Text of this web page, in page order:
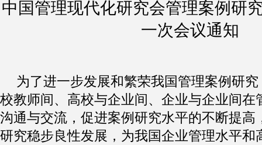
中国管理现代化研究会管理案例研
一次会议通知
为了进一步发展和繁荣我国管理案例研
校教师间、高校与企业间、企业与企业间在
沟通与交流，促进案例研究水平的不断提高
研究稳步良性发展，为我国企业管理水平和